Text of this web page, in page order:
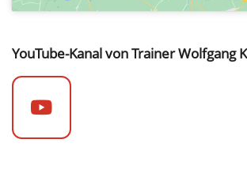
YouTube-Kanal von Trainer Wolfgang